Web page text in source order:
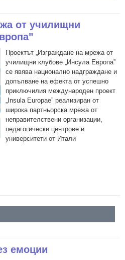
от училищни
Проектът „Изграждане на мрежа от
училищни клубове „Инсула Европа”
се явява национално надграждане и
допълване на ефекта от успешно
приключилия международен проект
„Insula Europae” реализиран от
широка партньорска мрежа от
неправителствени организации,
педагогически центрове и
университети от Итали
емоции